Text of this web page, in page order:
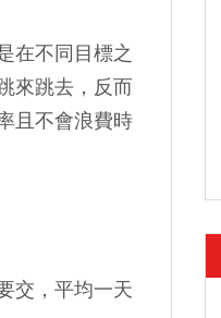
在不同目標之
來跳去，反而
且不會浪費時
交，平均一天